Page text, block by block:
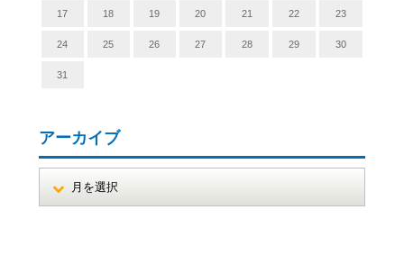
17 18 19 20 21 22 23
24 25 26 27 28 29 30
31
アーカイブ